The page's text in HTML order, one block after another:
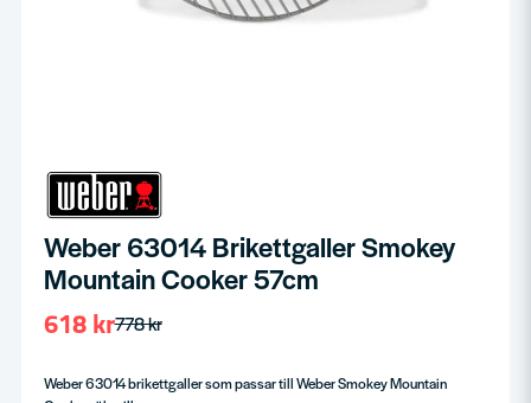
Weber 63014 Brikettgaller Smokey
Mountain Cooker 57cm
778 kr
618 kr
Weber 63014 brikettgaller som passar till Weber Smokey Mountain